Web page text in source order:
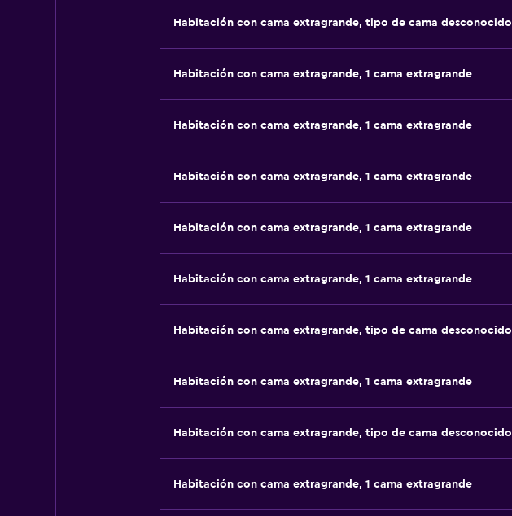
Habitación con cama extragrande, tipo de cama desconocido
Habitación con cama extragrande, 1 cama extragrande
Habitación con cama extragrande, 1 cama extragrande
Habitación con cama extragrande, 1 cama extragrande
Habitación con cama extragrande, 1 cama extragrande
Habitación con cama extragrande, 1 cama extragrande
Habitación con cama extragrande, tipo de cama desconocido
Habitación con cama extragrande, 1 cama extragrande
Habitación con cama extragrande, tipo de cama desconocido
Habitación con cama extragrande, 1 cama extragrande